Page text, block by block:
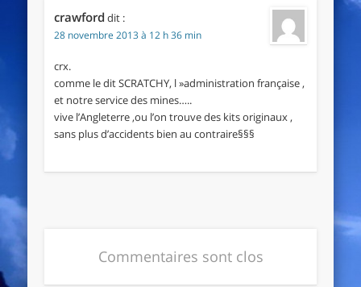
crawford dit :
28 novembre 2013 à 12 h 36 min
crx.
comme le dit SCRATCHY, l »administration française ,
et notre service des mines…..
vive l’Angleterre ,ou l’on trouve des kits originaux ,
sans plus d’accidents bien au contraire§§§
Commentaires sont clos